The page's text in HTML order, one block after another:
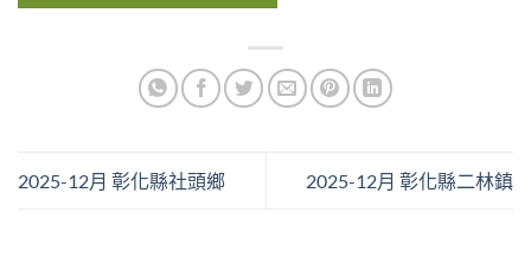
2025-12月 彰化縣社頭鄉 2025-12月 彰化縣二林鎮